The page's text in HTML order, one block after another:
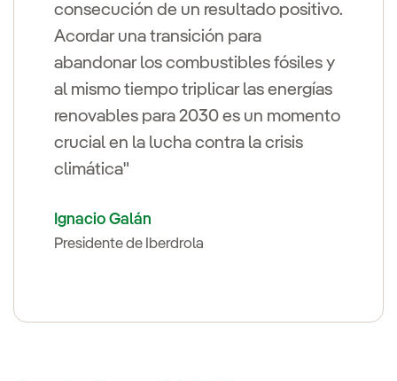
consecución de un resultado positivo.
Acordar una transición para
abandonar los combustibles fósiles y
al mismo tiempo triplicar las energías
renovables para 2030 es un momento
crucial en la lucha contra la crisis
climática"
Ignacio Galán
Presidente de Iberdrola